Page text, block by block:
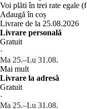
Voi plăti în trei rate egale
Adaugă în coș
Livrare de la 25.08.2026
Livrare personală
Gratuit
·
Ma 25.–Lu 31.08.
Mai mult
Livrare la adresă
Gratuit
·
Ma 25.–Lu 31.08.